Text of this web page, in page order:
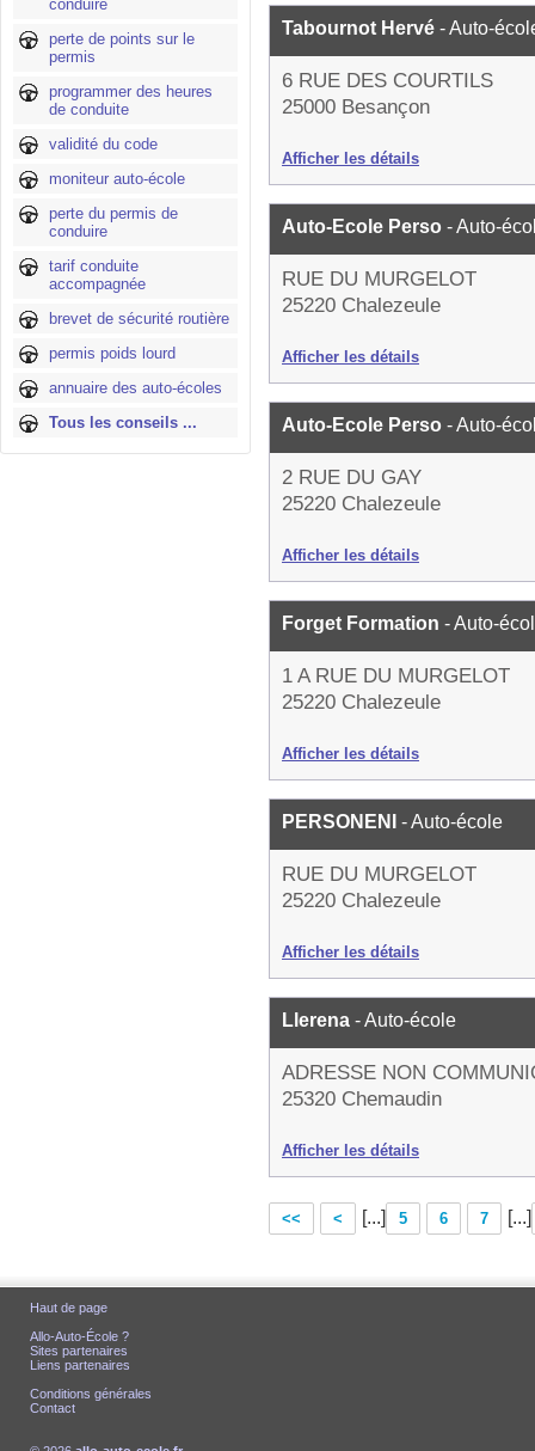
conduire
perte de points sur le
permis
programmer des heures
de conduite
validité du code
moniteur auto-école
perte du permis de
conduire
tarif conduite
accompagnée
brevet de sécurité routière
permis poids lourd
annuaire des auto-écoles
Tous les conseils ...
Tabournot Hervé - Auto-
6 RUE DES COURTILS
25000 Besançon
Afficher les détails
Auto-Ecole Perso - Auto-
RUE DU MURGELOT
25220 Chalezeule
Afficher les détails
Auto-Ecole Perso - Auto-
2 RUE DU GAY
25220 Chalezeule
Afficher les détails
Forget Formation - Auto-
1 A RUE DU MURGELOT
25220 Chalezeule
Afficher les détails
PERSONENI - Auto-école
RUE DU MURGELOT
25220 Chalezeule
Afficher les détails
Llerena - Auto-école
ADRESSE NON
25320 Chemaudin
Afficher les détails
<< < [...] 5 6 7 [...]
Haut de page
Allo-Auto-École ?
Sites partenaires
Liens partenaires
Conditions générales
Contact